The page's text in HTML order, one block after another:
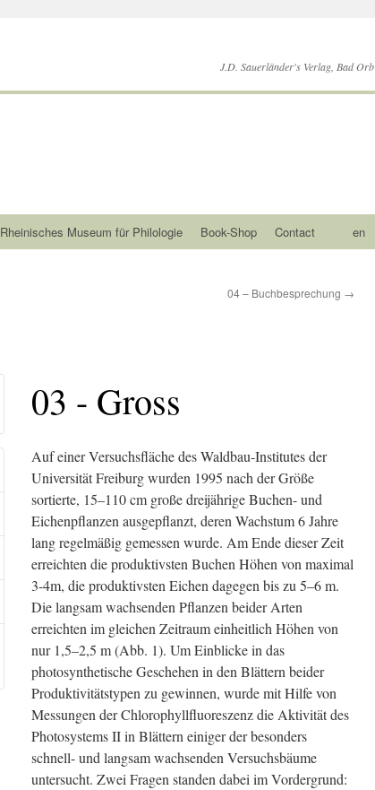
J.D. Sauerländer's Verlag, Bad Orb
Rheinisches Museum für Philologie Book-Shop Contact en
04 – Buchbesprechung →
03 - Gross
Auf einer Versuchsfläche des Waldbau-Institutes der
Universität Freiburg wurden 1995 nach der Größe
sortierte, 15–110 cm große dreijährige Buchen- und
Eichenpflanzen ausgepflanzt, deren Wachstum 6 Jahre
lang regelmäßig gemessen wurde. Am Ende dieser Zeit
erreichten die produktivsten Buchen Höhen von maximal
3-4m, die produktivsten Eichen dagegen bis zu 5–6 m.
Die langsam wachsenden Pflanzen beider Arten
erreichten im gleichen Zeitraum einheitlich Höhen von
nur 1,5–2,5 m (Abb. 1). Um Einblicke in das
photosynthetische Geschehen in den Blättern beider
Produktivitätstypen zu gewinnen, wurde mit Hilfe von
Messungen der Chlorophyllfluoreszenz die Aktivität des
Photosystems II in Blättern einiger der besonders
schnell- und langsam wachsenden Versuchsbäume
untersucht. Zwei Fragen standen dabei im Vordergrund: